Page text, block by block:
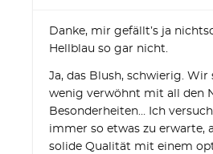
Danke, mir gefällt’s ja
Hellblau so gar nicht.
Ja, das Blush, schwierig.
wenig verwöhnt mit all den
Besonderheiten… Ich
immer so etwas zu erwarte,
solide Qualität mit einem